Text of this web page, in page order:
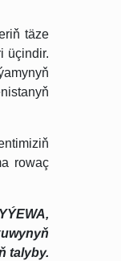
täze
üçindir.
rowaç
talyby.